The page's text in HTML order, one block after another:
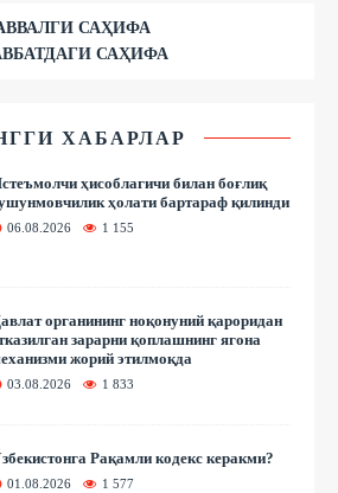
САҲИФА
САҲИФА
ХАБАРЛАР
ҳисоблагичи билан боғлиқ
ҳолати бартараф қилинди
06.08.2026 1 155
органининг ноқонуний қароридан
зарарни қоплашнинг ягона
жорий этилмоқда
03.08.2026 1 833
Рақамли кодекс керакми?
01.08.2026 1 577